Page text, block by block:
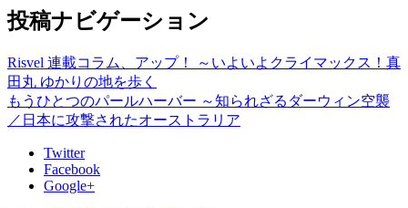
投稿ナビゲーション
Risvel 連載コラム、アップ！ ～いよいよクライマックス！真
田丸 ゆかりの地を歩く
もうひとつのパールハーバー ～知られざるダーウィン空襲
／日本に攻撃されたオーストラリア
Twitter
Facebook
Google+